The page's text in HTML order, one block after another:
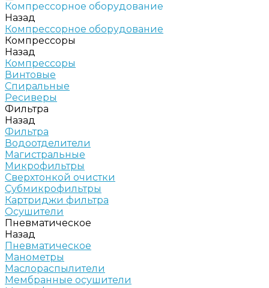
Компрессорное оборудование
Назад
Компрессорное оборудование
Компрессоры
Назад
Компрессоры
Винтовые
Спиральные
Ресиверы
Фильтра
Назад
Фильтра
Водоотделители
Магистральные
Микрофильтры
Сверхтонкой очистки
Субмикрофильтры
Картриджи фильтра
Осушители
Пневматическое
Назад
Пневматическое
Манометры
Маслораспылители
Мембранные осушители